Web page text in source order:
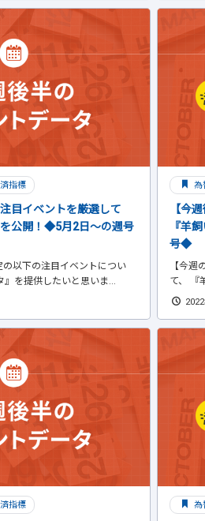
指標
目イベントを厳選して
を公開！◆5月2日～の週号
の以下の注目イベントについ
』を提供したいと思いま...
為
【今
『羊
号◆
【今週
て、 『
指標 為